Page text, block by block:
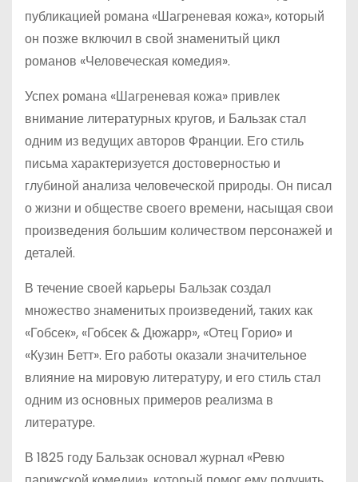
публикацией романа «Шагреневая кожа», который
он позже включил в свой знаменитый цикл
романов «Человеческая комедия».
Успех романа «Шагреневая кожа» привлек
внимание литературных кругов, и Бальзак стал
одним из ведущих авторов Франции. Его стиль
письма характеризуется достоверностью и
глубиной анализа человеческой природы. Он писал
о жизни и обществе своего времени, насыщая свои
произведения большим количеством персонажей и
деталей.
В течение своей карьеры Бальзак создал
множество знаменитых произведений, таких как
«Гобсек», «Гобсек & Дюжарр», «Отец Горио» и
«Кузин Бетт». Его работы оказали значительное
влияние на мировую литературу, и его стиль стал
одним из основных примеров реализма в
литературе.
В 1825 году Бальзак основал журнал «Ревю